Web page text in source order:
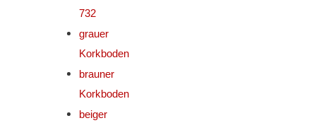
732
grauer
Korkboden
brauner
Korkboden
beiger